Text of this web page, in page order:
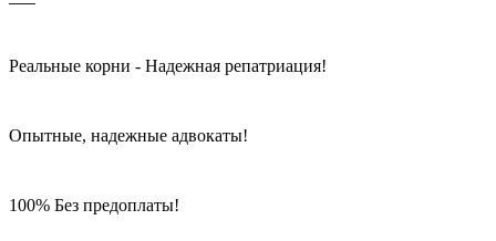
Реальные корни - Надежная репатриация!
Опытные, надежные адвокаты!
100% Без предоплаты!